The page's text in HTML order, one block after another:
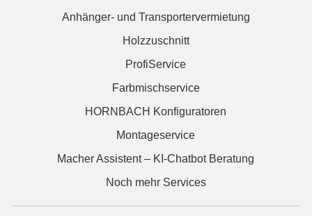
Anhänger- und Transportervermietung
Holzzuschnitt
ProfiService
Farbmischservice
HORNBACH Konfiguratoren
Montageservice
Macher Assistent – KI-Chatbot Beratung
Noch mehr Services